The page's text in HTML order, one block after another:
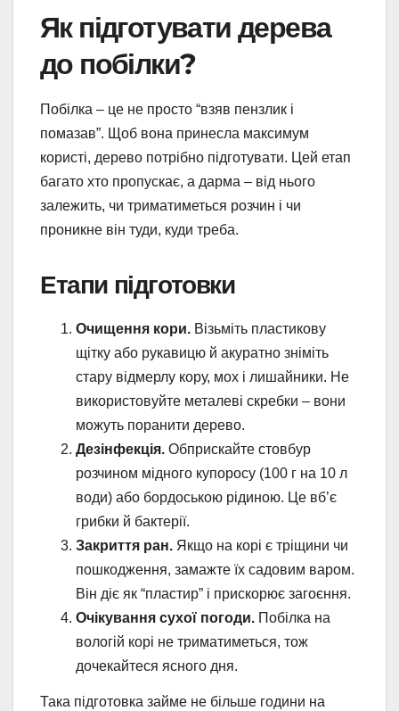
Як підготувати дерева
до побілки?
Побілка – це не просто “взяв пензлик і
помазав”. Щоб вона принесла максимум
користі, дерево потрібно підготувати. Цей етап
багато хто пропускає, а дарма – від нього
залежить, чи триматиметься розчин і чи
проникне він туди, куди треба.
Етапи підготовки
Очищення кори. Візьміть пластикову
щітку або рукавицю й акуратно зніміть
стару відмерлу кору, мох і лишайники. Не
використовуйте металеві скребки – вони
можуть поранити дерево.
Дезінфекція. Обприскайте стовбур
розчином мідного купоросу (100 г на 10 л
води) або бордоською рідиною. Це вб’є
грибки й бактерії.
Закриття ран. Якщо на корі є тріщини чи
пошкодження, замажте їх садовим варом.
Він діє як “пластир” і прискорює загоєння.
Очікування сухої погоди. Побілка на
вологій корі не триматиметься, тож
дочекайтеся ясного дня.
Така підготовка займе не більше години на